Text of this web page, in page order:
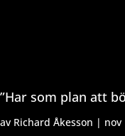
”Har som plan att
av Richard Åkesson | nov